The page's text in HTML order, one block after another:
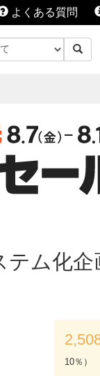
よくある質問
ム化企
10％）